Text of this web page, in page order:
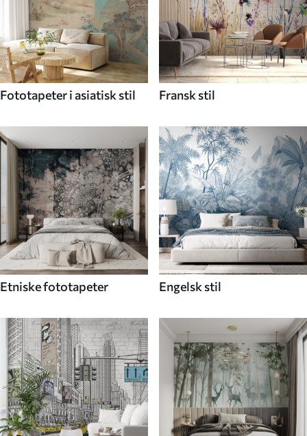
Fototapeter i asiatisk stil Fransk stil
Etniske fototapeter Engelsk stil